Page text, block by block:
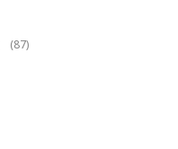
(87)